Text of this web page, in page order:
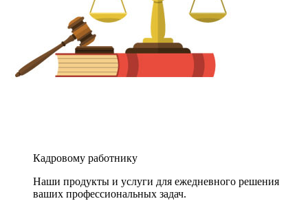
Кадровому работнику
Наши продукты и услуги для ежедневного решения
ваших профессиональных задач.